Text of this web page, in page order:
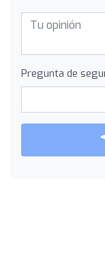
Pregunta de